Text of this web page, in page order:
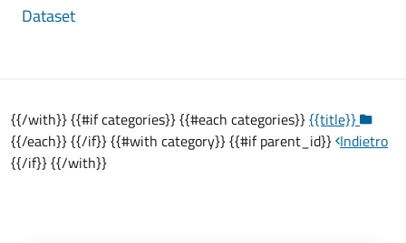
Dataset
{{/with}} {{#if categories}} {{#each categories}}{{title}}
{{/each}} {{/if}} {{#with category}} {{#if parent_id}} Indietro
{{/if}} {{/with}}